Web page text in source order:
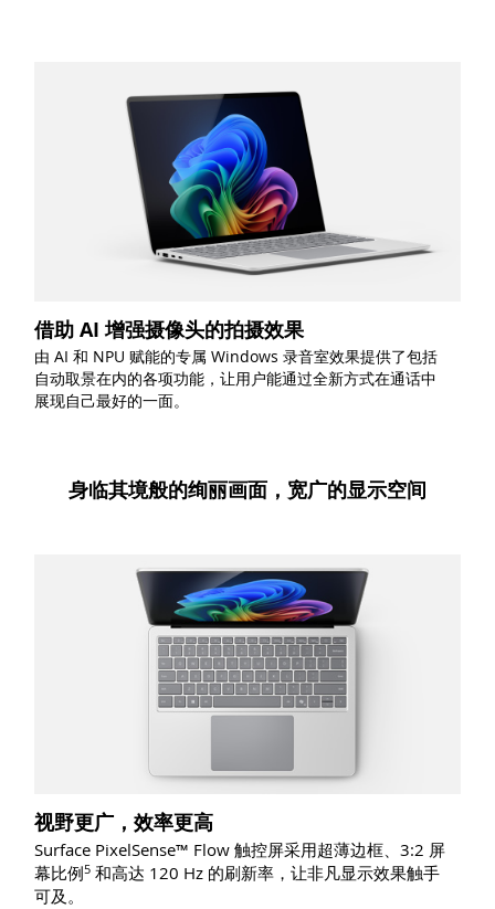
借助 AI 增强摄像头的拍摄效果
由 AI 和 NPU 赋能的专属 Windows 录音室效果提供了包括
自动取景在内的各项功能，让用户能通过全新方式在通话中
展现自己最好的一面。
身临其境般的绚丽画面，宽广的显示空间
视野更广，效率更高
Surface PixelSense™ Flow 触控屏采用超薄边框、3:2 屏
幕比例5 和高达 120 Hz 的刷新率，让非凡显示效果触手
可及。